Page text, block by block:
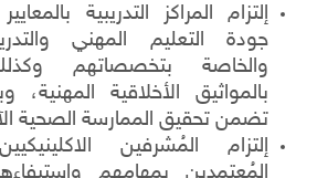
إلتزام المراكز التدريبية
جودة التعليم المهني
والخاصة بتخصصاتهم
بالمواثيق الأخلاقية المهنية،
تضمن تحقيق الممارسة الصحية
إلتزام المُشرفين